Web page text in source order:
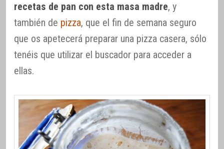
recetas de pan con esta masa madre, y
también de pizza, que el fin de semana seguro
que os apetecerá preparar una pizza casera, sólo
tenéis que utilizar el buscador para acceder a
ellas.